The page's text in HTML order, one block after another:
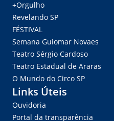
+Orgulho
Revelando SP
FÉSTIVAL
Semana Guiomar Novaes
Teatro Sérgio Cardoso
Teatro Estadual de Araras
O Mundo do Circo SP
Links Úteis
Ouvidoria
Portal da transparência